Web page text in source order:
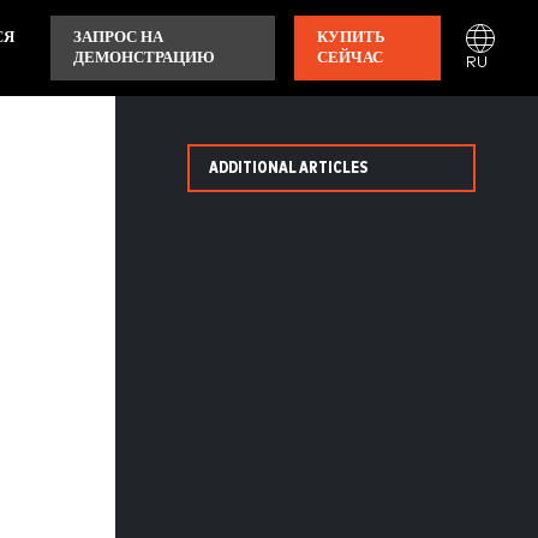
ЗАПРОС НА
ДЕМОНСТРАЦИЮ
КУПИТЬ
СЕЙЧАС
RU
ADDITIONAL ARTICLES